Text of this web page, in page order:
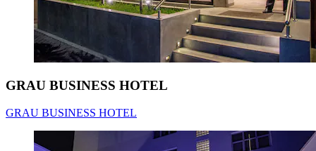
GRAU BUSINESS HOTEL
GRAU BUSINESS HOTEL